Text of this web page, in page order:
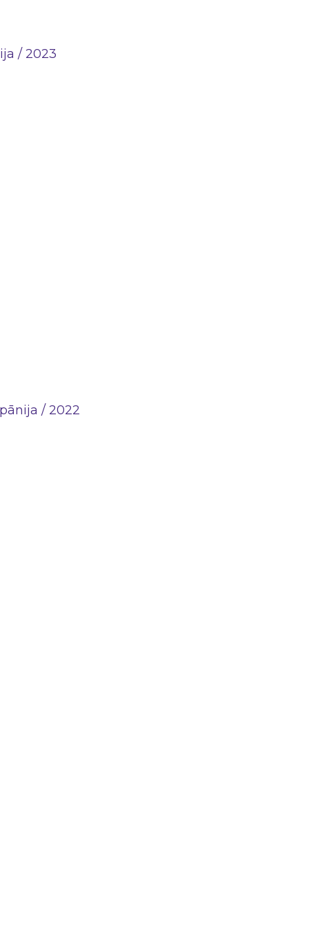
/ 2023
/ 2022